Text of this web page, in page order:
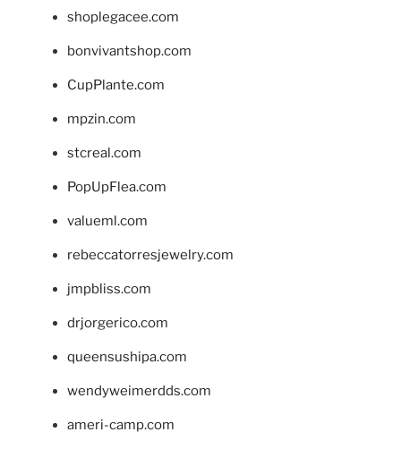
shoplegacee.com
bonvivantshop.com
CupPlante.com
mpzin.com
stcreal.com
PopUpFlea.com
valueml.com
rebeccatorresjewelry.com
jmpbliss.com
drjorgerico.com
queensushipa.com
wendyweimerdds.com
ameri-camp.com